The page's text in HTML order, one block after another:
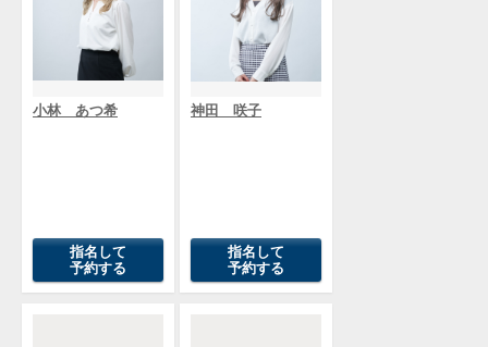
小林 あつ希
指名して
予約する
神田 咲子
指名して
予約する